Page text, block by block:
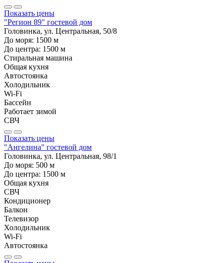
Показать цены
"Регион 89" гостевой дом
Головинка, ул. Центральная, 50/8
До моря: 1500 м
До центра: 1500 м
Стиральная машина
Общая кухня
Автостоянка
Холодильник
Wi-Fi
Бассейн
Работает зимой
СВЧ
Показать цены
"Ангелина" гостевой дом
Головинка, ул. Центральная, 98/1
До моря: 500 м
До центра: 1500 м
Общая кухня
СВЧ
Кондиционер
Балкон
Телевизор
Холодильник
Wi-Fi
Автостоянка